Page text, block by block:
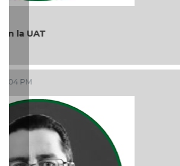
¿Quién es periodista?
Ago 05, 2026 / 9:15 AM